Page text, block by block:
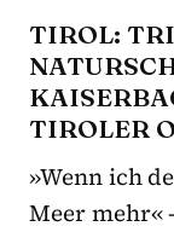
TIROL:
TIROLER
»Wenn ich
Meer mehr«